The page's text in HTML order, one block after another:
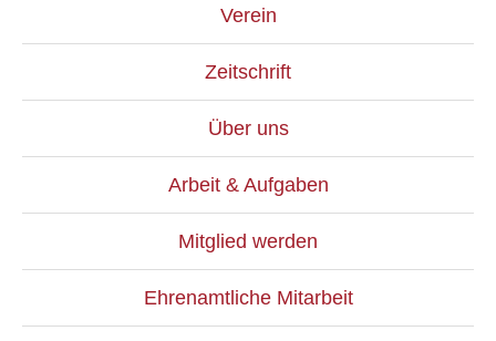
Verein
Zeitschrift
Über uns
Arbeit & Aufgaben
Mitglied werden
Ehrenamtliche Mitarbeit